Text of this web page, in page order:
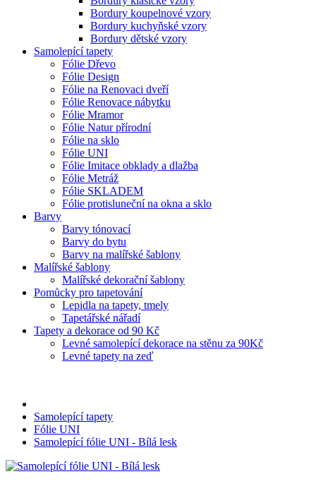
Bordury koupelnové vzory
Bordury kuchyňské vzory
Bordury dětské vzory
Samolepící tapety
Fólie Dřevo
Fólie Design
Fólie na Renovaci dveří
Fólie Renovace nábytku
Fólie Mramor
Fólie Natur přírodní
Fólie na sklo
Fólie UNI
Fólie Imitace obklady a dlažba
Fólie Metráž
Fólie SKLADEM
Fólie protisluneční na okna a sklo
Barvy
Barvy tónovací
Barvy do bytu
Barvy na malířské šablony
Malířské šablony
Malířské dekorační šablony
Pomůcky pro tapetování
Lepidla na tapety, tmely
Tapetářské nářadí
Tapety a dekorace od 90 Kč
Levné samolepící dekorace na stěnu za 90Kč
Levné tapety na zeď
Samolepící tapety
Fólie UNI
Samolepící fólie UNI - Bílá lesk